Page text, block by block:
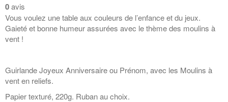
0avis
Vous voulez une table aux couleurs de l’enfance et du jeux.
Gaieté et bonne humeur assurées avec le thème des moulins à
vent !
Guirlande Joyeux Anniversaire ou Prénom, avec les Moulins à
vent en reliefs.
Papier texturé, 220g. Ruban au choix.